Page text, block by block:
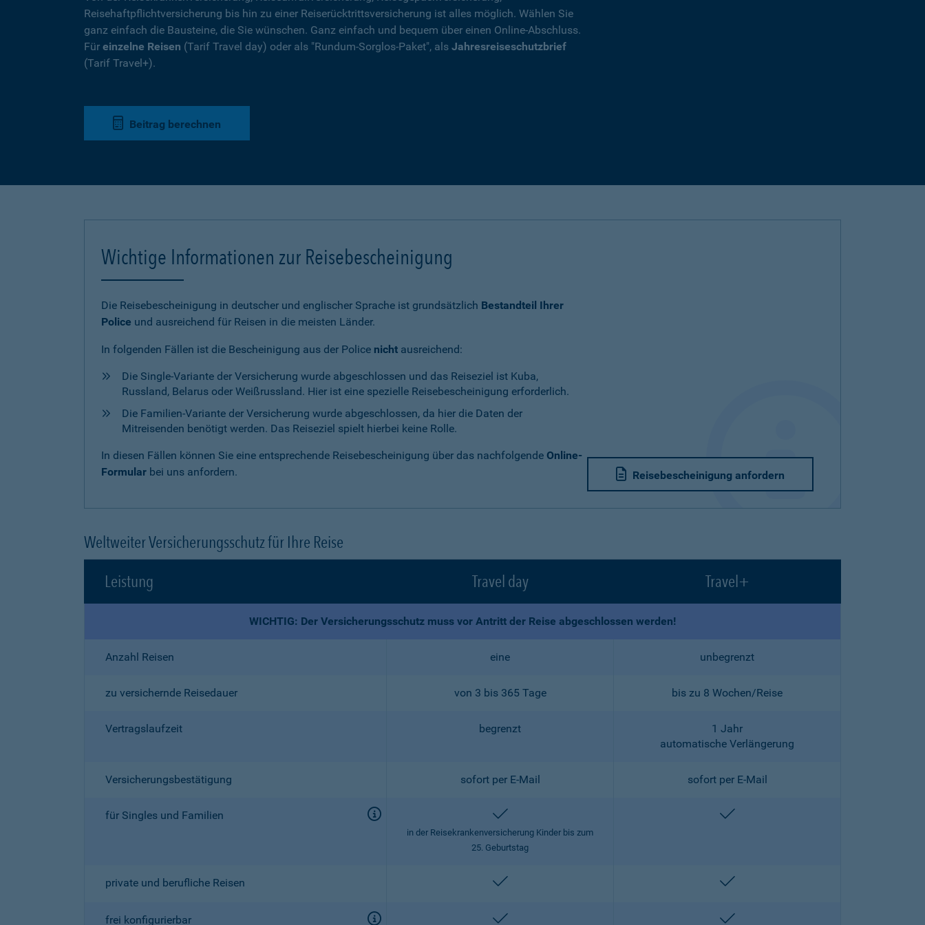
Reisehaftpflichtversicherung bis hin zu einer Reiserücktrittsversicherung ist alles möglich. Wählen Sie
ganz einfach die Bausteine, die Sie wünschen. Ganz einfach und bequem über einen Online-Abschluss.
Für einzelne Reisen (Tarif Travel day) oder als "Rundum-Sorglos-Paket", als Jahresreiseschutzbrief
(Tarif Travel+).
Beitrag berechnen
Wichtige Informationen zur Reisebescheinigung
Die Reisebescheinigung in deutscher und englischer Sprache ist grundsätzlich Bestandteil Ihrer
Police und ausreichend für Reisen in die meisten Länder.
In folgenden Fällen ist die Bescheinigung aus der Police nicht ausreichend:
Die Single-Variante der Versicherung wurde abgeschlossen und das Reiseziel ist Kuba,
Russland, Belarus oder Weißrussland. Hier ist eine spezielle Reisebescheinigung erforderlich.
Die Familien-Variante der Versicherung wurde abgeschlossen, da hier die Daten der
Mitreisenden benötigt werden. Das Reiseziel spielt hierbei keine Rolle.
In diesen Fällen können Sie eine entsprechende Reisebescheinigung über das nachfolgende Online-
Formular bei uns anfordern. Reisebescheinigung anfordern
Weltweiter Versicherungsschutz für Ihre Reise
Leistung
Travel day Travel+
WICHTIG: Der Versicherungsschutz muss vor Antritt der Reise abgeschlossen werden!
Anzahl Reisen eine unbegrenzt
zu versichernde Reisedauer von 3 bis 365 Tage bis zu 8 Wochen/Reise
Vertragslaufzeit begrenzt
1 Jahr
automatische Verlängerung
Versicherungsbestätigung sofort per E-Mail sofort per E-Mail
für Singles und Familien enthalten
in der Reisekrankenversicherung Kinder bis zum
25. Geburtstag
enthalten
private und berufliche Reisen enthalten enthalten
frei konfigurierbar enthalten enthalten